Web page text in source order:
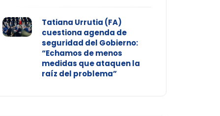
Tatiana Urrutia (FA)
cuestiona agenda de
seguridad del Gobierno:
“Echamos de menos
medidas que ataquen la
raíz del problema”